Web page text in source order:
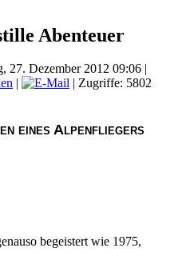
Abenteuer
27. Dezember 2012 09:06 |
| | Zugriffe: 5802
eines Alpenfliegers
begeistert wie 1975,